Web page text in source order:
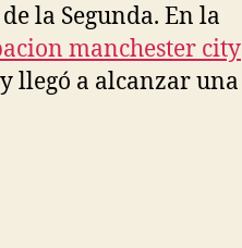
la Segunda. En la
manchester city
llegó a alcanzar una